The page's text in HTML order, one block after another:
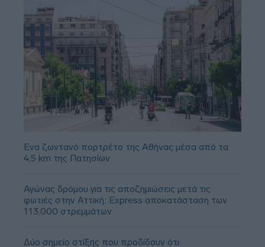
Ένα ζωντανό πορτρέτο της Αθήνας μέσα από τα
4,5 km της Πατησίων
Αγώνας δρόμου για τις αποζημιώσεις μετά τις
φωτιές στην Αττική: Express αποκατάσταση των
113.000 στρεμμάτων
Δύο σημείο στίξης που προδίδουν ότι